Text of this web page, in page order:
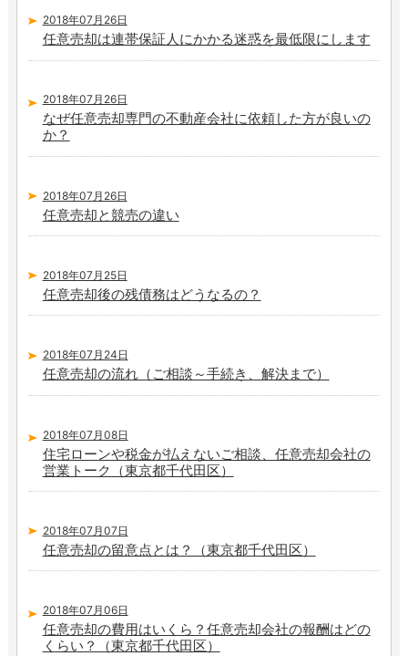
2018年07月26日
任意売却は連帯保証人にかかる迷惑を最低限にします
2018年07月26日
なぜ任意売却専門の不動産会社に依頼した方が良いの
か？
2018年07月26日
任意売却と競売の違い
2018年07月25日
任意売却後の残債務はどうなるの？
2018年07月24日
任意売却の流れ（ご相談～手続き、解決まで）
2018年07月08日
住宅ローンや税金が払えないご相談、任意売却会社の
営業トーク（東京都千代田区）
2018年07月07日
任意売却の留意点とは？（東京都千代田区）
2018年07月06日
任意売却の費用はいくら？任意売却会社の報酬はどの
くらい？（東京都千代田区）